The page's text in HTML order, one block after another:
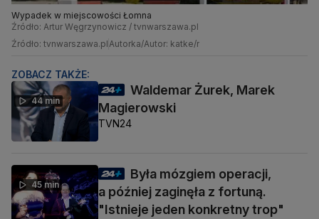
Wypadek w miejscowości Łomna
Źródło: Artur Węgrzynowicz / tvnwarszawa.pl
Źródło: tvnwarszawa.plAutorka/Autor: katke/r
ZOBACZ TAKŻE:
44 min
Waldemar Żurek, Marek
Magierowski
TVN24
45 min
Była mózgiem operacji,
a później zaginęła z fortuną.
"Istnieje jeden konkretny trop"